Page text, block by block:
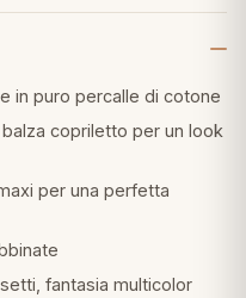
in puro percalle di cotone
copriletto per un look
per una perfetta
fantasia multicolor